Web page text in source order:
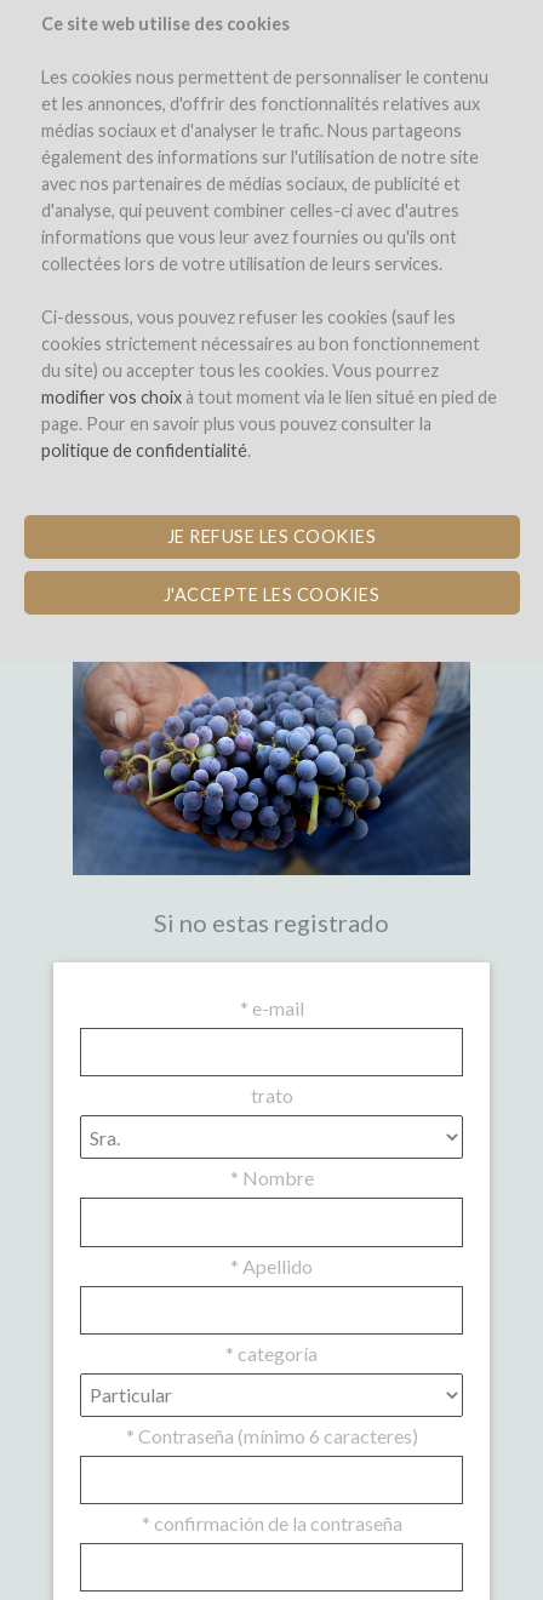
Ce site web utilise des cookies
Les cookies nous permettent de personnaliser le contenu
et les annonces, d'offrir des fonctionnalités relatives aux
médias sociaux et d'analyser le trafic. Nous partageons
également des informations sur l'utilisation de notre site
avec nos partenaires de médias sociaux, de publicité et
d'analyse, qui peuvent combiner celles-ci avec d'autres
informations que vous leur avez fournies ou qu'ils ont
collectées lors de votre utilisation de leurs services.
Ci-dessous, vous pouvez refuser les cookies (sauf les
cookies strictement nécessaires au bon fonctionnement
du site) ou accepter tous les cookies. Vous pourrez
modifier vos choixà tout moment via le lien situé en pied de
page. Pour en savoir plus vous pouvez consulter la
politique de confidentialité.
JE REFUSE LES COOKIES
J'ACCEPTE LES COOKIES
REGISTRO
Bienvenido a
LA PRIMERA PLATAFORMA DE
CROWDFUNDING EXPERTA DEL VINO
Si no estas registrado
* e-mail
trato
* Nombre
* Apellido
* categoría
* Contraseña (mínimo 6 caracteres)
* confirmación de la contraseña